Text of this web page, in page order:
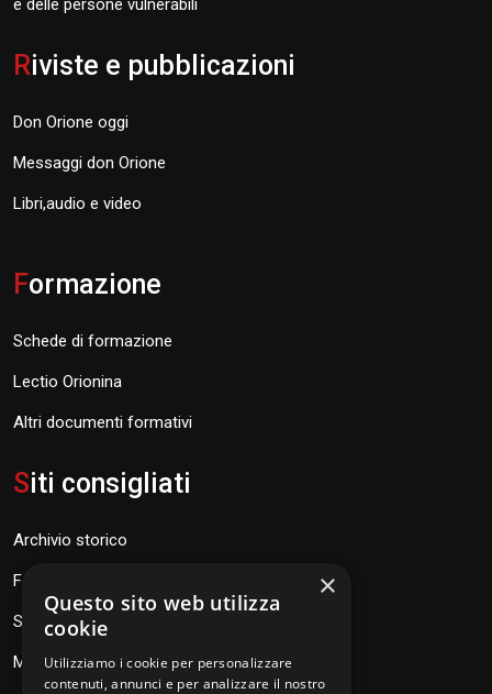
e delle persone vulnerabili
Riviste e pubblicazioni
Don Orione oggi
Messaggi don Orione
Libri,audio e video
Formazione
Schede di formazione
Lectio Orionina
Altri documenti formativi
Siti consigliati
Archivio storico
Fondazione Don Orione
SEV Orione 84
Messaggi don Orione
×
Questo sito web utilizza
cookie
Utilizziamo i cookie per personalizzare
contenuti, annunci e per analizzare il nostro